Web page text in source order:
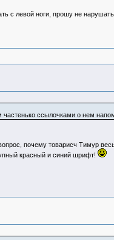
с левой ноги, прошу не нарушать
ссылочками о нем
почему товарисч Тимур
красный и синий шрифт!